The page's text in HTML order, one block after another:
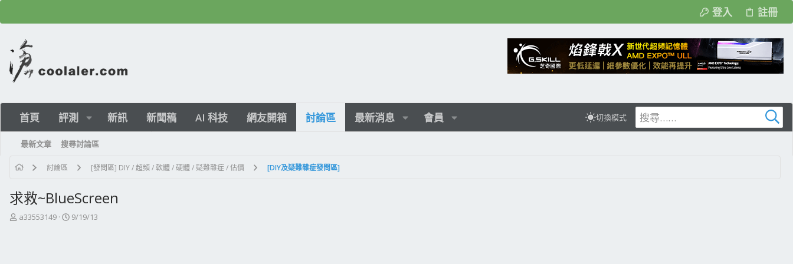
登入 註冊
首頁 評測 新訊 新聞稿 AI 科技 網友開箱 討論區 最新消息 會員 切換模式
最新文章 搜尋討論區
討論區 [發問區] DIY / 超頻 / 軟體 / 硬體 / 疑難雜症 / 估價 [DIY及疑難雜症發問區]
求救~BlueScreen
主
a33553149
開
9/19/13